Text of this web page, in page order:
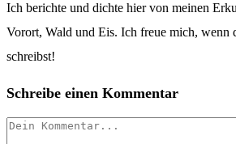
Ich berichte und dichte hier von meinen
Vorort, Wald und Eis. Ich freue mich, wenn
schreibst!
Schreibe einen Kommentar